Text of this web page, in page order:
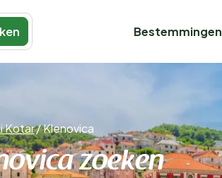
Bestemmingen
Kotar/Klenovica
zoeken